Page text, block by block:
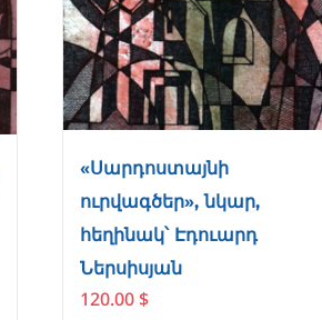
«Սարդոստայնի
ուրվագծեր», նկար,
հեղինակ՝ Էդուարդ
Ներսիսյան
120.00 $